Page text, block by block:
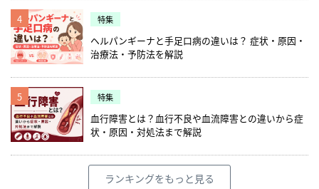
4 特集
ヘルパンギーナと手足口病の違いは？ 症状・原因・
治療法・予防法を解説
5 特集
血行障害とは？血行不良や血流障害との違いから症
状・原因・対処法まで解説
ランキングをもっと見る